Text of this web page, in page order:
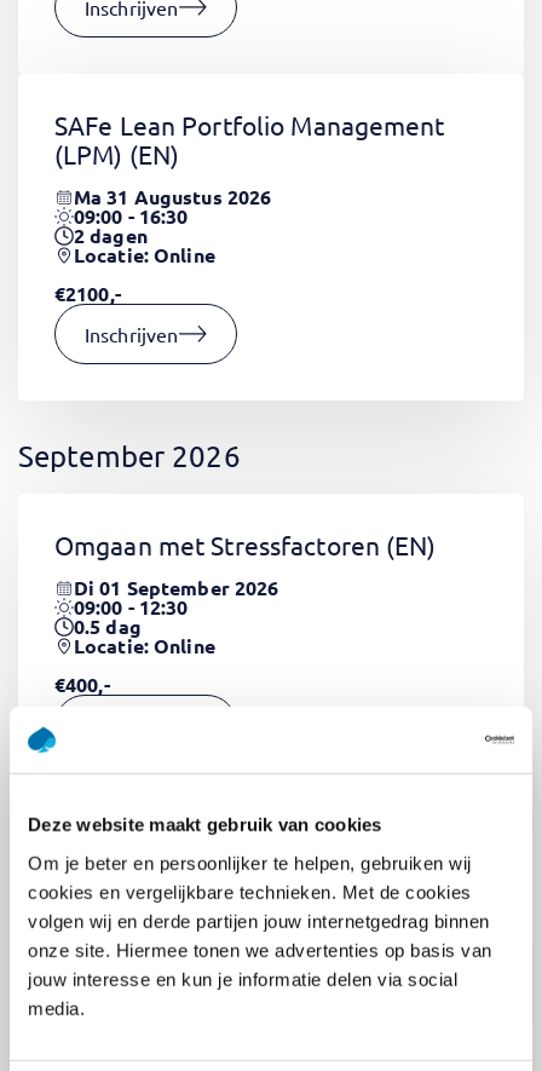
Deze website maakt gebruik van cookies
Om je beter en persoonlijker te helpen, gebruiken wij
cookies en vergelijkbare technieken. Met de cookies
volgen wij en derde partijen jouw internetgedrag binnen
onze site. Hiermee tonen we advertenties op basis van
jouw interesse en kun je informatie delen via social
media.
Inschrijven
SAFe Lean Portfolio Management
(LPM) (EN)
Ma 31 Augustus 2026
09:00 - 16:30
2dagen
Locatie: Online
€2100,-
Inschrijven
September 2026
Omgaan met Stressfactoren (EN)
Di 01 September 2026
09:00 - 12:30
0.5dag
Locatie: Online
€400,-
Pega Certified System Architect
(PCSA)(EN)
Di 01 September 2026
09:00 - 16:30
5dagen
Locatie: Online
€3595,-